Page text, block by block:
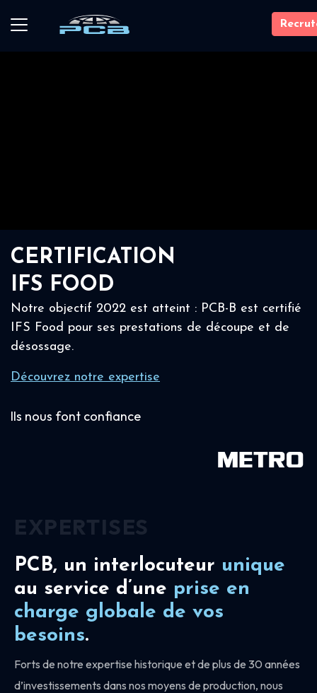
CERTIFICATION
IFS FOOD
Notre objectif 2022 est atteint : PCB-B est certifié
IFS Food pour ses prestations de découpe et de
désossage.
Découvrez notre expertise
Ils nous font confiance
PCB, un interlocuteur unique
au service d’une prise en
charge globale de vos
besoins.
Forts de notre expertise historique et de plus de 30 années
d’investissements dans nos moyens de production, nous
EXPERTISES